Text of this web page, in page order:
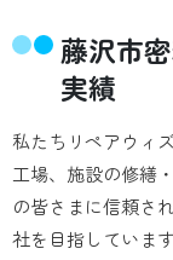
藤沢市
実績
私たちリペアウィ
工場、施設の修繕
の皆さまに信頼さ
社を目指していま